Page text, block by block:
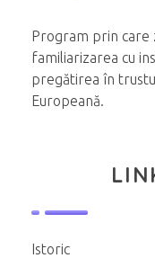
Program prin care
familiarizarea cu
pregătirea în
Europeană.
Istoric